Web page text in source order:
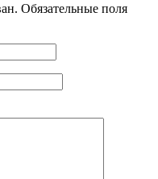
Обязательные поля